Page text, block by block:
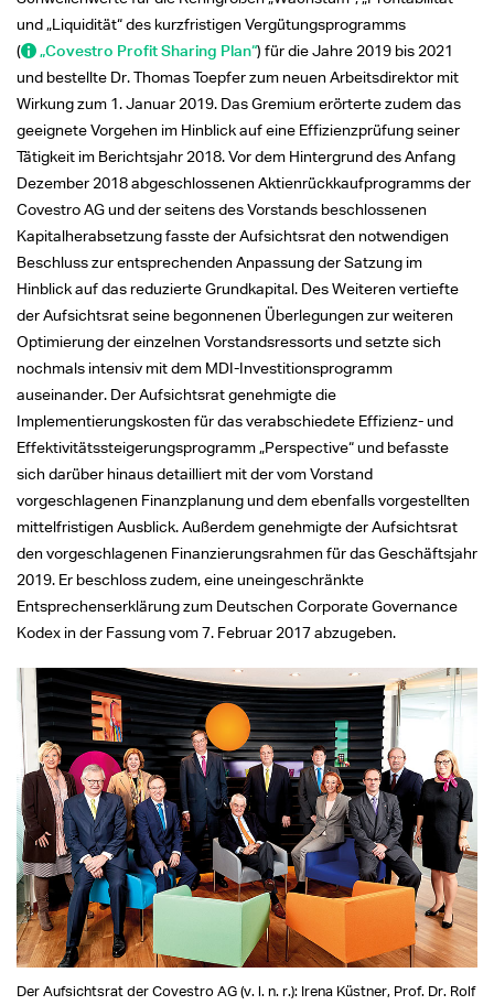
und „Liquidität“ des kurzfristigen Vergütungsprogramms
(
„Covestro Profit Sharing Plan“) für die Jahre 2019 bis 2021
und bestellte Dr. Thomas Toepfer zum neuen Arbeitsdirektor mit
Wirkung zum 1. Januar 2019. Das Gremium erörterte zudem das
geeignete Vorgehen im Hinblick auf eine Effizienzprüfung seiner
Tätigkeit im Berichtsjahr 2018. Vor dem Hintergrund des Anfang
Dezember 2018 abgeschlossenen Aktienrückkaufprogramms der
Covestro AG und der seitens des Vorstands beschlossenen
Kapitalherabsetzung fasste der Aufsichtsrat den notwendigen
Beschluss zur entsprechenden Anpassung der Satzung im
Hinblick auf das reduzierte Grundkapital. Des Weiteren vertiefte
der Aufsichtsrat seine begonnenen Überlegungen zur weiteren
Optimierung der einzelnen Vorstandsressorts und setzte sich
nochmals intensiv mit dem MDI-Investitionsprogramm
auseinander. Der Aufsichtsrat genehmigte die
Implementierungskosten für das verabschiedete Effizienz- und
Effektivitätssteigerungsprogramm „Perspective“ und befasste
sich darüber hinaus detailliert mit der vom Vorstand
vorgeschlagenen Finanzplanung und dem ebenfalls vorgestellten
mittelfristigen Ausblick. Außerdem genehmigte der Aufsichtsrat
den vorgeschlagenen Finanzierungsrahmen für das Geschäftsjahr
2019. Er beschloss zudem, eine uneingeschränkte
Entsprechenserklärung zum Deutschen Corporate Governance
Kodex in der Fassung vom 7. Februar 2017 abzugeben.
Der Aufsichtsrat der Covestro AG (v. l. n. r.): Irena Küstner, Prof. Dr. Rolf